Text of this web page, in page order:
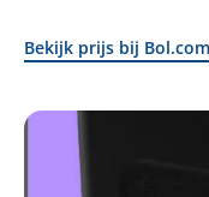
Bekijk prijs bij Bol.com